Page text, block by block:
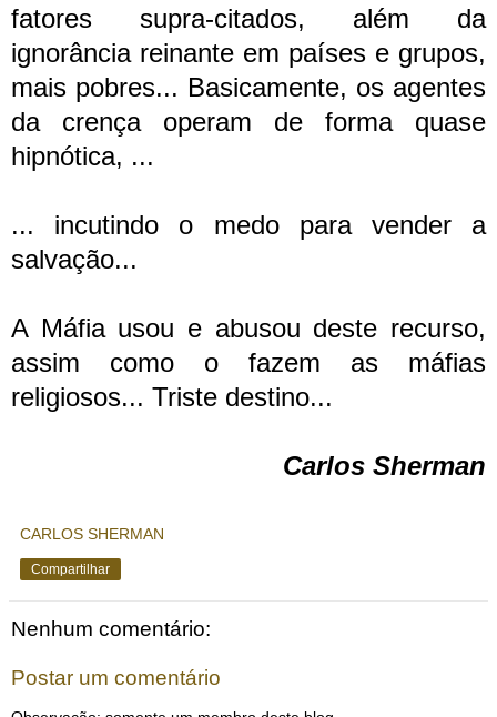
fatores supra-citados, além da
ignorância reinante em países e grupos,
mais pobres... Basicamente, os agentes
da crença operam de forma quase
hipnótica, ...
... incutindo o medo para vender a
salvação...
A Máfia usou e abusou deste recurso,
assim como o fazem as máfias
religiosos... Triste destino...
Carlos Sherman
CARLOS SHERMAN
Compartilhar
Nenhum comentário:
Postar um comentário